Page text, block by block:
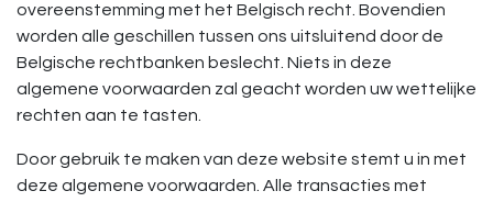
overeenstemming met het Belgisch recht. Bovendien
worden alle geschillen tussen ons uitsluitend door de
Belgische rechtbanken beslecht. Niets in deze
algemene voorwaarden zal geacht worden uw wettelijke
rechten aan te tasten.
Door gebruik te maken van deze website stemt u in met
deze algemene voorwaarden. Alle transacties met